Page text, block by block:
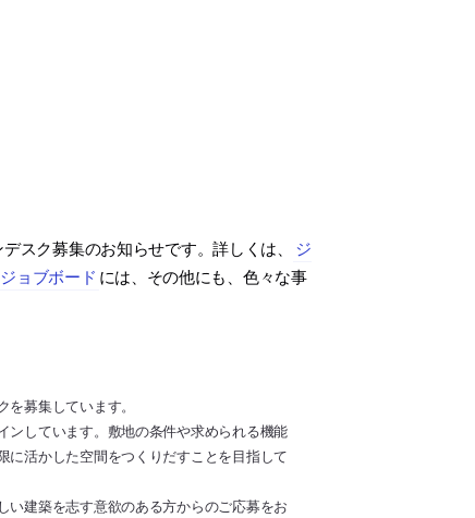
スク募集のお知らせです。詳しくは、
ジ
ョブボード には、その他にも、色々な事
募集しています。
ンしています。敷地の条件や求められる機能
に活かした空間をつくりだすことを目指して
建築を志す意欲のある方からのご応募をお